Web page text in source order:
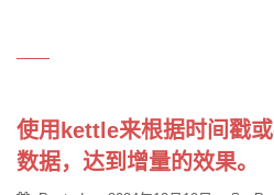
使用kettle来根据时间戳
数据，达到增量的效果。